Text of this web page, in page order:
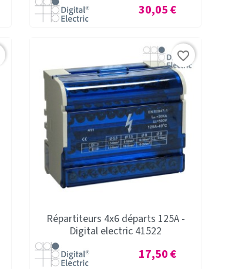
Prix
30,05 €
Répartiteurs 4x6 départs 125A -
Digital electric 41522
Prix
17,50 €
favorite_border